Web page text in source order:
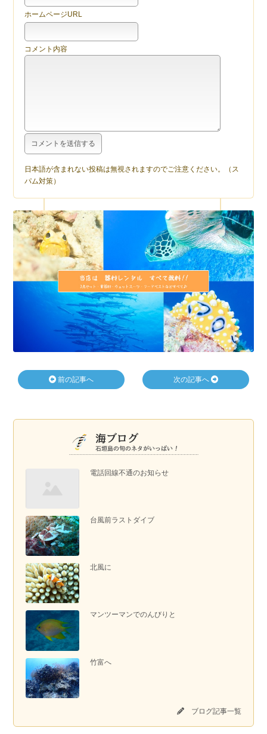
電話回線不通のお知らせ
台風前ラストダイブ
北風に
マンツーマンでのんびりと
竹富へ
ブログ記事一覧
ホームページURL
コメント内容
日本語が含まれない投稿は無視されますのでご注意ください。（ス
パム対策）
前の記事へ 次の記事へ